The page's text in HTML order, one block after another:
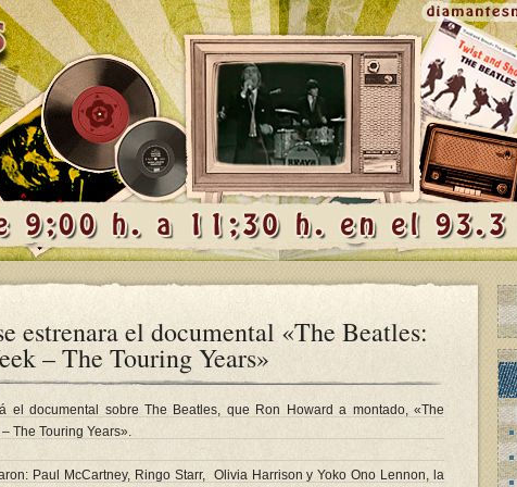
estrenara el documental «The Beatles:
– The Touring Years»
el documental sobre The Beatles, que Ron Howard a montado, «The
The Touring Years».
Paul McCartney, Ringo Starr, Olivia Harrison y Yoko Ono Lennon, la